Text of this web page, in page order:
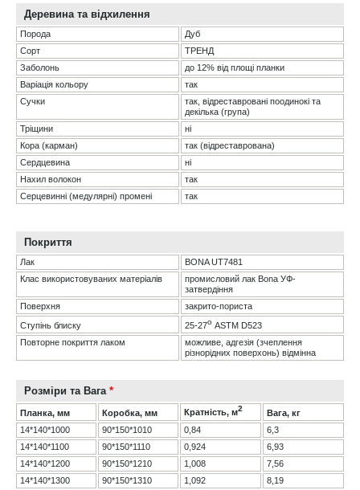
Деревина та відхилення
Порода
Дуб
Сорт
ТРЕНД
Заболонь
до 12% від площі планки
Варіація кольору
так
Сучки
так, відреставровані поодинокі та
декілька (група)
Тріщини
ні
Кора (карман)
так (відреставрована)
Сердцевина
ні
Нахил волокон
так
Серцевинні (медулярні) промені
так
Покриття
Лак
BONA UT7481
Клас використовуваних матеріалів
промисловий лак Bona УФ-
затвердіння
Поверхня
закрито-пориста
Ступінь блиску
25-27оASTM D523
Повторне покриття лаком
можливе, адгезія (зчеплення
різнорідних поверхонь) відмінна
Розміри та Вага *
Планка, мм Коробка, мм Кратність, м2
Вага, кг
14*140*1000
90*150*1010 0,84
6,3
14*140*1100
90*150*1110 0,924
6,93
14*140*1200
90*150*1210 1,008
7,56
14*140*1300
90*150*1310 1,092
8,19